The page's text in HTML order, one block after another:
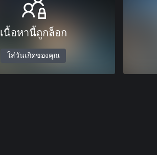
เนื้อหานี้ถูกล็อก
ใส่วันเกิดของคุณ